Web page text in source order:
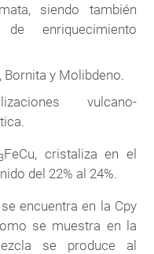
siendo también
enriquecimiento
Bornita y Molibdeno.
vulcano-
FeCu, cristaliza en el
del 22% al 24%.
encuentra en la Cpy
se muestra en la
se produce al